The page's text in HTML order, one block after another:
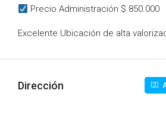
Precio Administración $ 850.000
Excelente Ubicación de alta
Dirección